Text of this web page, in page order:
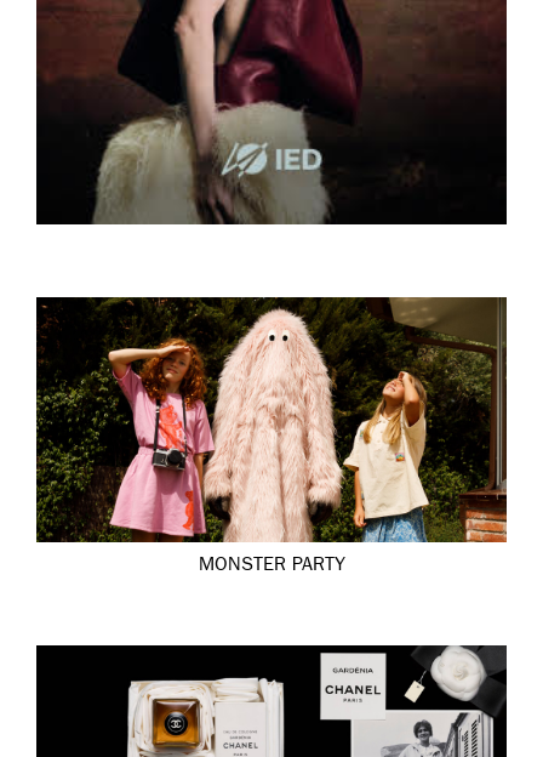
MONSTER PARTY